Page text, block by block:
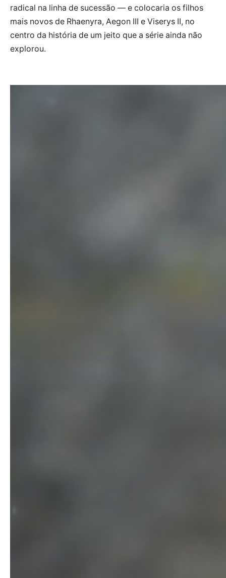
radical na linha de sucessão — e colocaria os filhos
mais novos de Rhaenyra, Aegon III e Viserys II, no
centro da história de um jeito que a série ainda não
explorou.